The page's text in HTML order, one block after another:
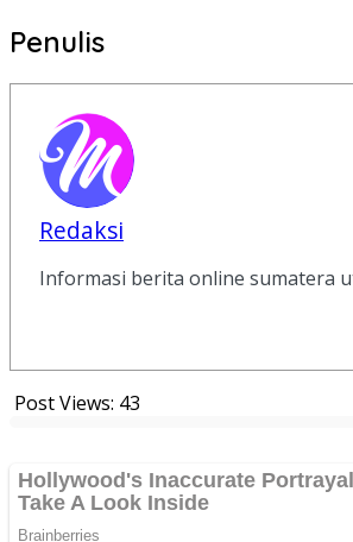
Penulis
Redaksi
Informasi berita online sumatera
Post Views: 43